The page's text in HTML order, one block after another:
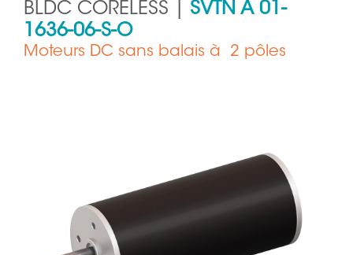
BLDC CORELESS | SVTN A 01-
1636-06-S-O
Moteurs DC sans balais à 2 pôles